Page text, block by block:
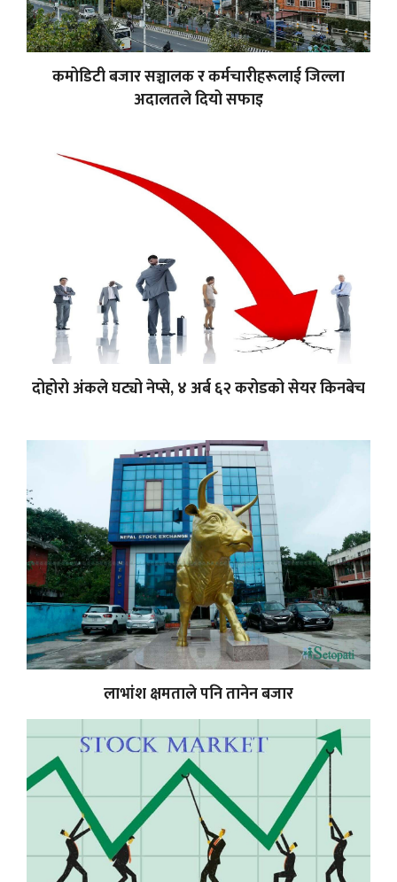
कमोडिटी बजार सञ्चालक र कर्मचारीहरूलाई जिल्ला
अदालतले दियो सफाइ
दोहोरो अंकले घट्यो नेप्से, ४ अर्ब ६२ करोडको सेयर किनबेच
लाभांश क्षमताले पनि तानेन बजार